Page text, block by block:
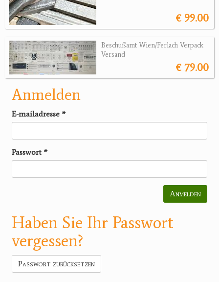
€ 99.00
Beschußamt Wien/Ferlach Verpack
Versand
€ 79.00
Anmelden
E-mailadresse *
Passwort *
Anmelden
Haben Sie Ihr Passwort
vergessen?
Passwort zurücksetzen